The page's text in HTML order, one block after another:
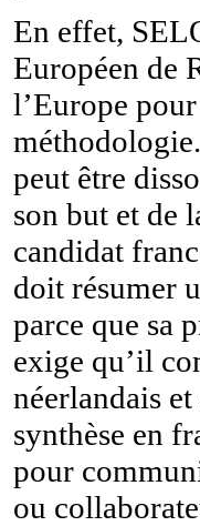
En effet,
Européen de
l’Europe
peut être
son but et de
candidat
doit résumer
parce que sa
exige qu’il
néerlandais
synthèse en
pour
ou